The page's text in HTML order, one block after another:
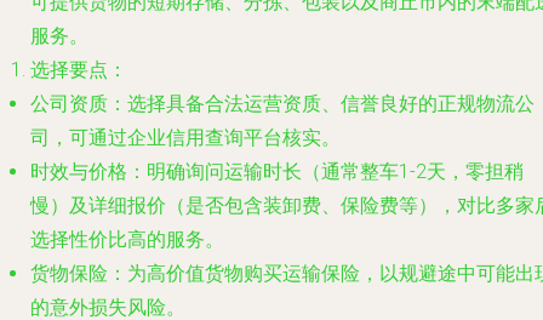
服务。
选择要点 ：
公司资质 ：选择具备合法运营资质、信誉良好的正规物流公
司，可通过企业信用查询平台核实。
时效与价格 ：明确询问运输时长（通常整车1-2天，零担稍
慢）及详细报价（是否包含装卸费、保险费等），对比多家
选择性价比高的服务。
货物保险 ：为高价值货物购买运输保险，以规避途中可能出
的意外损失风险。